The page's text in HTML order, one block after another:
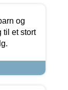
og
til et stort